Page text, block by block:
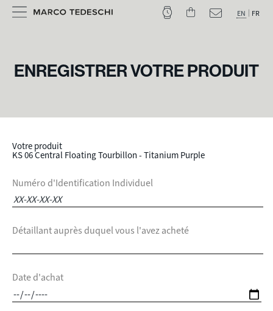
EN FR
ENREGISTRER VOTRE PRODUIT
Votre produit
KS 06 Central Floating Tourbillon - Titanium Purple
Numéro d'Identification Individuel
Détaillant auprès duquel vous l'avez acheté
Date d'achat